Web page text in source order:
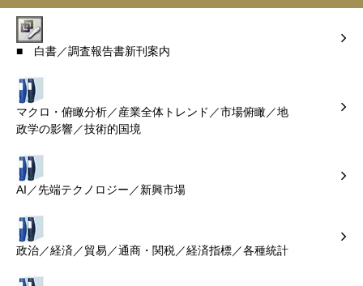
■ 白書／調査報告書新刊案内
マクロ・俯瞰分析／産業全体トレンド／市場俯瞰／地
政学の影響／技術的国境
AI／先端テクノロジー／新興市場
政治／経済／貿易／通商・関税／経済指標／各種統計